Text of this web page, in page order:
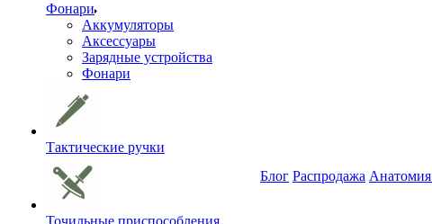
Фонари
Аккумуляторы
Аксессуары
Зарядные устройства
Фонари
Тактические ручки
Точильные приспособления
Блог Распродажа